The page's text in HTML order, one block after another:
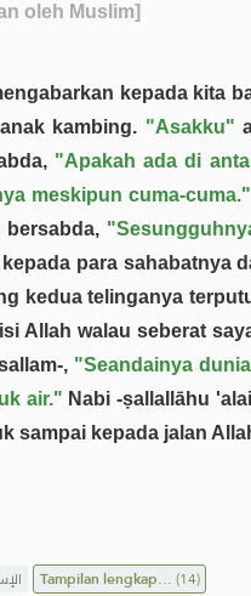
oleh Muslim]
kepada kita
kambing. "Asakku"
"Apakah ada di
meskipun cuma-cuma."
bersabda,
para sahabatnya
kedua telinganya
Allah walau seberat
, "Seandainya
air." Nabi -ṣallallāhu
sampai kepada jalan
Tampilan lengkap...(14)